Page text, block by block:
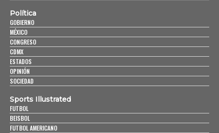
Política
GOBIERNO
MÉXICO
CONGRESO
CDMX
ESTADOS
OPINIÓN
SOCIEDAD
Sports Illustrated
FUTBOL
BEISBOL
FUTBOL AMERICANO